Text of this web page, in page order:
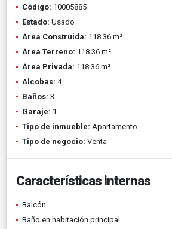
Código: 10005885
Estado: Usado
Área Construida: 118.36 m²
Área Terreno: 118.36 m²
Área Privada: 118.36 m²
Alcobas: 4
Baños: 3
Garaje: 1
Tipo de inmueble: Apartamento
Tipo de negocio: Venta
Características internas
Balcón
Baño en habitación principal